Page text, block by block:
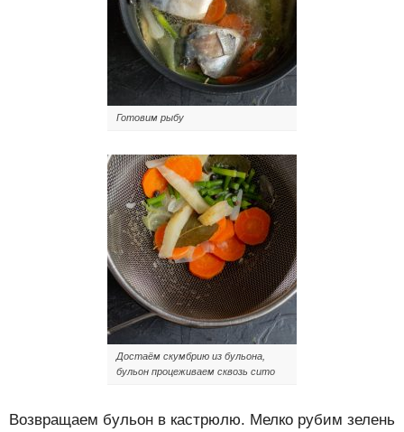
Готовим рыбу
Достаём скумбрию из бульона,
бульон процеживаем сквозь сито
Возвращаем бульон в кастрюлю. Мелко рубим зелень